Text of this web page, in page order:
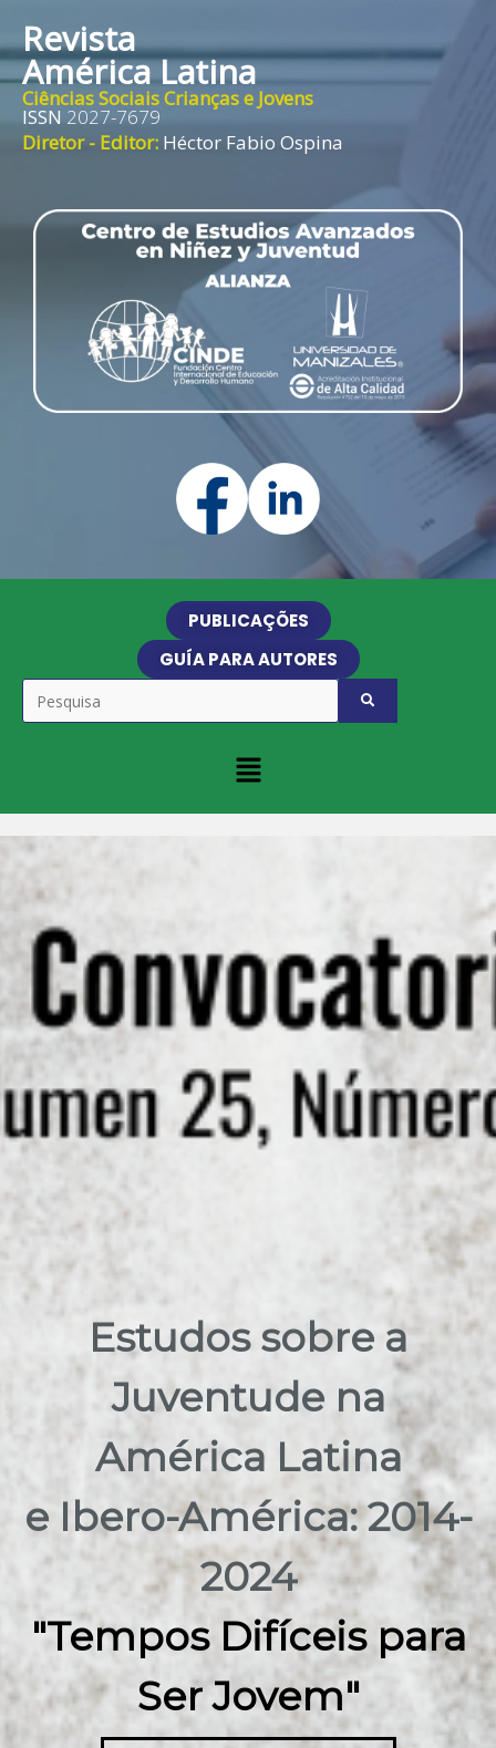
Revista
América Latina
Ciências Sociais Crianças e Jovens
ISSN 2027-7679
Diretor - Editor: Héctor Fabio Ospina
PUBLICAÇÕES
GUÍA PARA AUTORES
Estudos sobre a
Juventude na
América Latina
e Ibero-América: 2014-
2024
"Tempos Difíceis para
Ser Jovem"